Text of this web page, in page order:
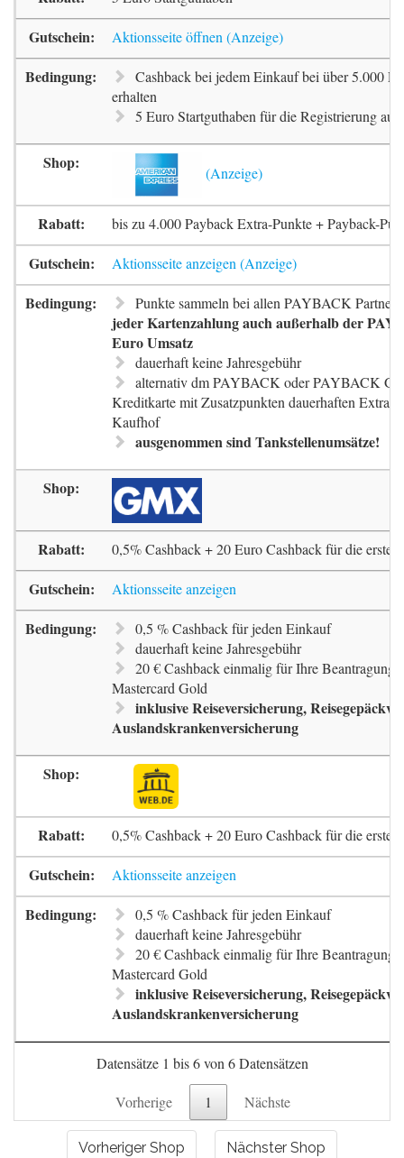
Aktionsseite öffnen
Cashback bei jedem Einkauf bei über 5.000
erhalten
5 Euro Startguthaben für die Registrierung
bis zu 4.000 Payback Extra-Punkte + Payback-
Aktionsseite anzeigen
Punkte sammeln bei allen PAYBACK
jeder Kartenzahlung auch außerhalb der
Euro Umsatz
dauerhaft keine Jahresgebühr
alternativ dm PAYBACK oder PAYBACK
Kreditkarte mit Zusatzpunkten dauerhaften Extra-
Kaufhof
ausgenommen sind Tankstellenumsätze!
0,5% Cashback + 20 Euro Cashback für die erste
Aktionsseite anzeigen
0,5 % Cashback für jeden Einkauf
dauerhaft keine Jahresgebühr
20 € Cashback einmalig für Ihre Beantragung
Mastercard Gold
inklusive Reiseversicherung,
Auslandskrankenversicherung
0,5% Cashback + 20 Euro Cashback für die erste
Aktionsseite anzeigen
0,5 % Cashback für jeden Einkauf
dauerhaft keine Jahresgebühr
20 € Cashback einmalig für Ihre Beantragung
Mastercard Gold
inklusive Reiseversicherung,
Auslandskrankenversicherung
Datensätze 1 bis 6 von 6 Datensätzen
Vorherige 1 Nächste
Vorheriger Shop Nächster Shop